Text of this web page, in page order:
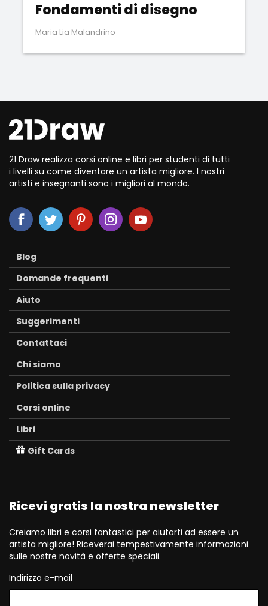
Fondamenti di disegno
Maria Lia Malandrino
21 Draw realizza corsi online e libri per studenti di tutti
i livelli su come diventare un artista migliore. I nostri
artisti e insegnanti sono i migliori al mondo.
Blog
Domande frequenti
Aiuto
Suggerimenti
Contattaci
Chi siamo
Politica sulla privacy
Corsi online
Libri
Gift Cards
Ricevi gratis la nostra newsletter
Creiamo libri e corsi fantastici per aiutarti ad essere un
artista migliore! Riceverai tempestivamente informazioni
sulle nostre novità e offerte speciali.
Indirizzo e-mail